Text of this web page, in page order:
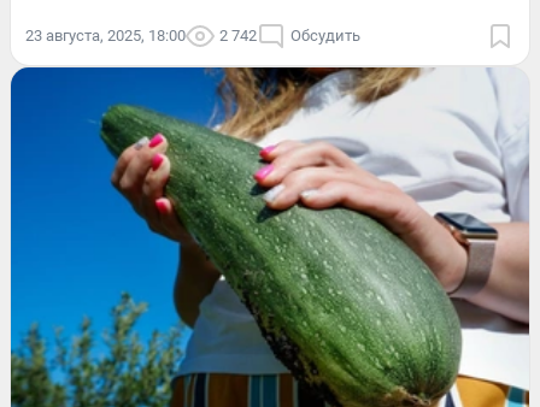
23 августа, 2025, 18:00 2 742 Обсудить